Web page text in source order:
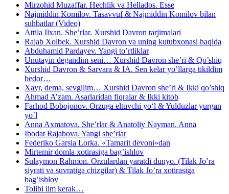
Mirzohid Muzaffar. Hechlik va Hellados. Esse
Najmiddin Komilov. Tasavvuf & Najmiddin Komilov bilan
suhbatlar (Video)
Attila Ilxan. She’rlar. Xurshid Davron tarjimalari
Rajab Xolbek. Xurshid Davron va uning kutubxonasi haqida
Abduhamid Pardayev. Yangi to’rtliklar
Unutayin degandim seni… Xurshid Davron she’ri & Qo’shiq
Xurshid Davron & Sarvara & IA. Sen kelar yo’llarga tikildim
bedor…
Xayr, dema, sevgilim… Xurshid Davron she’ri & Ikki qo’shiq
Ahmad A’zam. Asarlaridan fiqralar & Ikki kitob
Farhod Bobojonov. Orzuga eltuvchi yo‘l & Yulduzlar yurgan
yo`l
Anna Axmatova. She’rlar & Anatoliy Nayman. Anna
Ibodat Rajabova. Yangi she’rlar
Federiko Garsia Lorka. «Tamarit devoni»dan
Mirtemir domla xotirasiga bag’ishlov
Sulaymon Rahmon. Orzulardan yaratdi dunyo. (Tilak Jo’ra
siyrati va suvratiga chizgilar) & Tilak Jo’ra xotirasiga
bag’ishlov
Tolibi ilm kerak…